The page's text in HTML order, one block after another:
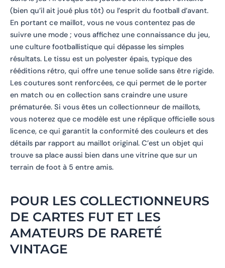
(bien qu’il ait joué plus tôt) ou l’esprit du football d’avant.
En portant ce maillot, vous ne vous contentez pas de
suivre une mode ; vous affichez une connaissance du jeu,
une culture footballistique qui dépasse les simples
résultats. Le tissu est un polyester épais, typique des
rééditions rétro, qui offre une tenue solide sans être rigide.
Les coutures sont renforcées, ce qui permet de le porter
en match ou en collection sans craindre une usure
prématurée. Si vous êtes un collectionneur de maillots,
vous noterez que ce modèle est une réplique officielle sous
licence, ce qui garantit la conformité des couleurs et des
détails par rapport au maillot original. C’est un objet qui
trouve sa place aussi bien dans une vitrine que sur un
terrain de foot à 5 entre amis.
POUR LES COLLECTIONNEURS
DE CARTES FUT ET LES
AMATEURS DE RARETÉ
VINTAGE